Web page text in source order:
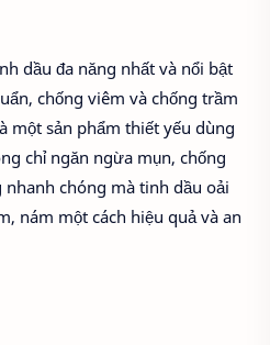
dầu đa năng nhất và nổi bật
chống viêm và chống trầm
một sản phẩm thiết yếu dùng
chỉ ngăn ngừa mụn, chống
chóng mà tinh dầu oải
nám một cách hiệu quả và an